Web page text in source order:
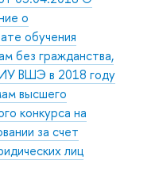
о
обучения
без гражданства,
ВШЭ в 2018 году
высшего
конкурса на
за счет
лиц